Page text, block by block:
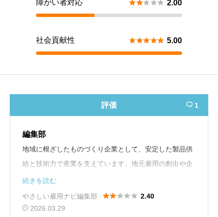
障がい者対応  2.00
社会貢献性  5.00
評価  1
編集部
地域に根ざしたものづくり企業として、安定した製品供
給と技術力で産業を支えています。地元雇用の創出や企
業間連携を通じて地域経済の活性化にも貢献しており、
堅実な取り組みが積み重なっています。安定した環境で
技術を磨きたい方にとって魅力のある企業です。
続きを読む
やさしい雇用ナビ編集部
 2.40
2026.03.29